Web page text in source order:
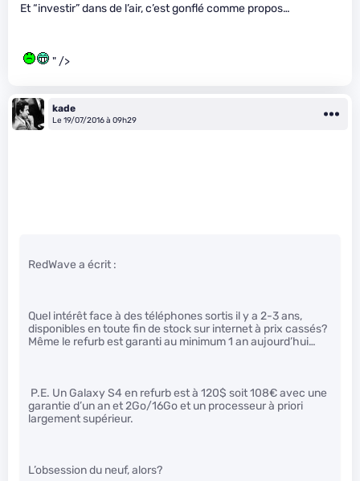
Et “investir” dans de l’air, c’est gonflé comme propos…
" />
kade
Le 19/07/2016 à 09h29
RedWave a écrit :
Quel intérêt face à des téléphones sortis il y a 2-3 ans,
disponibles en toute fin de stock sur internet à prix cassés?
Même le refurb est garanti au minimum 1 an aujourd’hui…
P.E. Un Galaxy S4 en refurb est à 120$ soit 108€ avec une
garantie d’un an et 2Go/16Go et un processeur à priori
largement supérieur.
L’obsession du neuf, alors?